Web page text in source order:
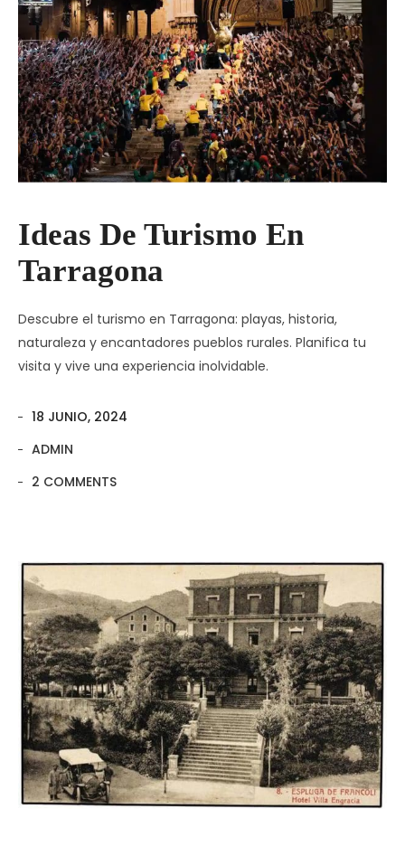
Ideas De Turismo En
Tarragona
Descubre el turismo en Tarragona: playas, historia,
naturaleza y encantadores pueblos rurales. Planifica tu
visita y vive una experiencia inolvidable.
18 JUNIO, 2024
ADMIN
2 COMMENTS